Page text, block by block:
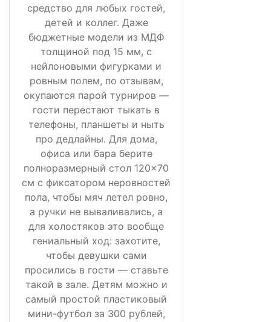
средство для любых гостей,
детей и коллег. Даже
бюджетные модели из МДФ
толщиной под 15 мм, с
нейлоновыми фигурками и
ровным полем, по отзывам,
окупаются парой турниров —
гости перестают тыкать в
телефоны, планшеты и ныть
про дедлайны. Для дома,
офиса или бара берите
полноразмерный стол 120×70
см с фиксатором неровностей
пола, чтобы мяч летел ровно,
а ручки не вываливались, а
для холостяков это вообще
гениальный ход: захотите,
чтобы девушки сами
просились в гости — ставьте
такой в зале. Детям можно и
самый простой пластиковый
мини-футбол за 300 рублей,